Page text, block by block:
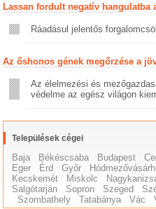
Lassan fordult negatív hangulatba
Ráadásul jelentős
Az őshonos gének megőrzése a
Az élelmezési és
védelme az egész világon
Települések cégei
Baja Békéscsaba Budapest
Eger
Érd Győr
Kecskemét
Miskolc
Salgótarján
Sopron Szeged
Szombathely
Tatabánya Vác